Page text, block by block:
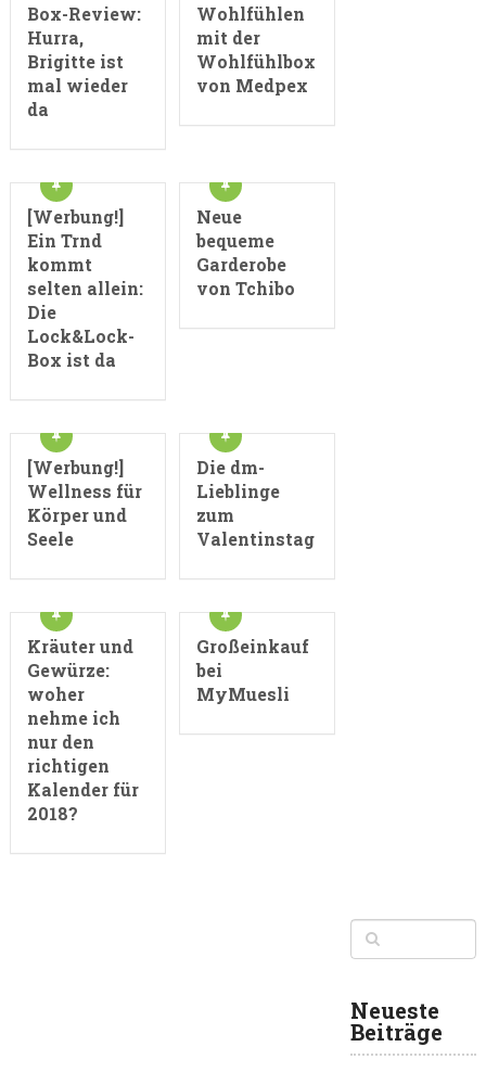
Box-Review:
Hurra,
Brigitte ist
mal wieder
da
Wohlfühlen
mit der
Wohlfühlbox
von Medpex
[Werbung!]
Ein Trnd
kommt
selten allein:
Die
Lock&Lock-
Box ist da
Neue
bequeme
Garderobe
von Tchibo
[Werbung!]
Wellness für
Körper und
Seele
Die dm-
Lieblinge
zum
Valentinstag
Kräuter und
Gewürze:
woher
nehme ich
nur den
richtigen
Kalender für
2018?
Großeinkauf
bei
MyMuesli
Neueste
Beiträge